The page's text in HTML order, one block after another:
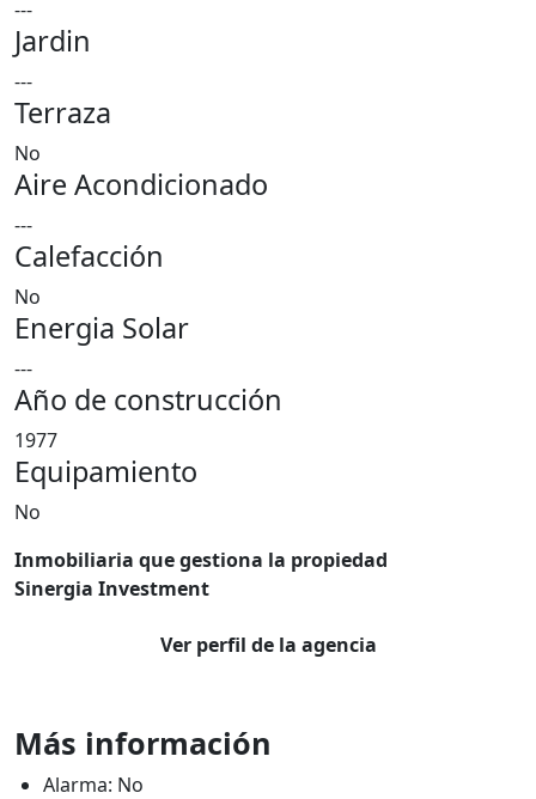
---
Jardin
---
Terraza
No
Aire Acondicionado
---
Calefacción
No
Energia Solar
---
Año de construcción
1977
Equipamiento
No
Inmobiliaria que gestiona la propiedad
Sinergia Investment
Ver perfil de la agencia
Más información
Alarma: No